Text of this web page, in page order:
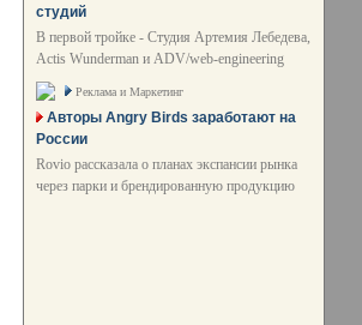
студий
В первой тройке - Студия Артемия Лебедева,
Actis Wunderman и ADV/web-engineering
Реклама и Маркетинг
Авторы Angry Birds заработают на
России
Rovio рассказала о планах экспансии рынка
через парки и брендированную продукцию